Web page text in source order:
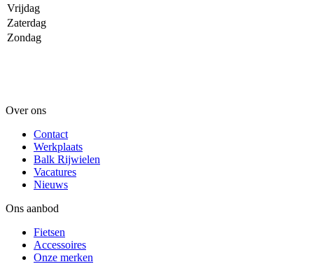
Vrijdag
Zaterdag
Zondag
Over ons
Contact
Werkplaats
Balk Rijwielen
Vacatures
Nieuws
Ons aanbod
Fietsen
Accessoires
Onze merken